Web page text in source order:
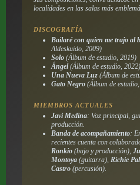
localidades en las salas más
DISCOGRAFÍA
Bailaré con quien me trajo al
Aldeskuido, 2009)
Solo(Álbum de estudio, 2019)
Ángel(Álbum de estudio, 2022)
Una Nueva Luz(Álbum de
Gato Negro(Álbum de
MIEMBROS ACTUALES
Javi Medina: Voz principal,
producción.
Banda de acompañamiento:
recientes cuenta con
Ronkio(bajo y producción),
Montoya(guitarra), Richie
Castro(percusión).